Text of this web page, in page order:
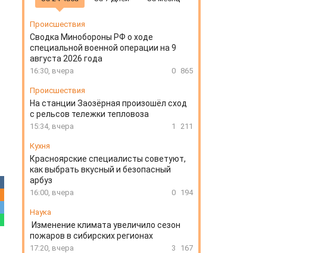
Происшествия
Сводка Минобороны РФ о ходе
специальной военной операции на 9
августа 2026 года
16:30, вчера 0 865
Происшествия
На станции Заозёрная произошёл сход
с рельсов тележки тепловоза
15:34, вчера 1 211
Кухня
Красноярские специалисты советуют,
как выбрать вкусный и безопасный
арбуз
16:00, вчера 0 194
Наука
Изменение климата увеличило сезон
пожаров в сибирских регионах
17:20, вчера 3 167